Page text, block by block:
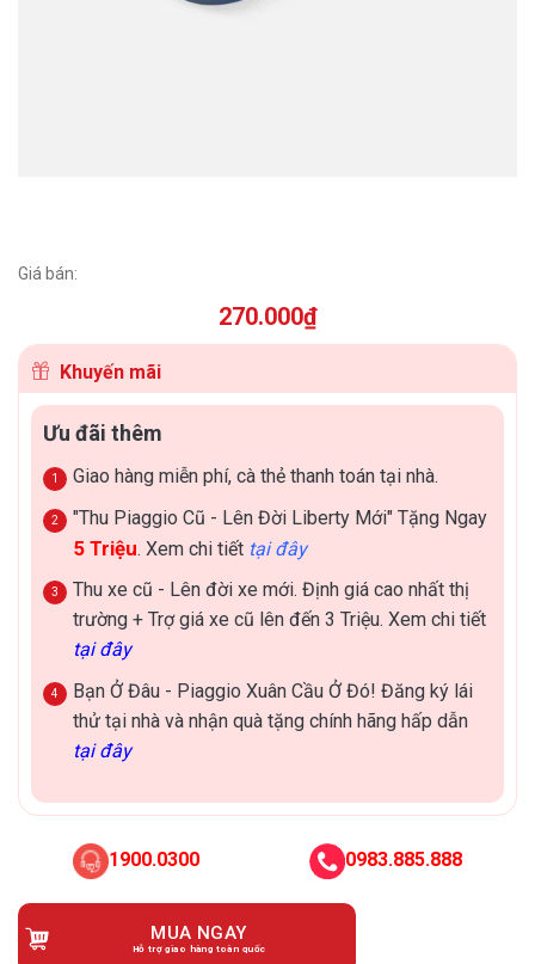
Giá bán:
270.000₫
Khuyến mãi
Ưu đãi thêm
Giao hàng miễn phí, cà thẻ thanh toán tại nhà.
"Thu Piaggio Cũ - Lên Đời Liberty Mới" Tặng Ngay
5 Triệu. Xem chi tiết tại đây
Thu xe cũ - Lên đời xe mới. Định giá cao nhất thị
trường + Trợ giá xe cũ lên đến 3 Triệu. Xem chi tiết
tại đây
Bạn Ở Đâu - Piaggio Xuân Cầu Ở Đó! Đăng ký lái
thử tại nhà và nhận quà tặng chính hãng hấp dẫn
tại đây
1900.0300 0983.885.888
MUA NGAY
Hỗ trợ giao hàng toàn quốc